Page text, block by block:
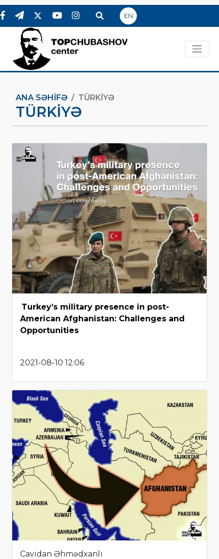
EN
ANA SƏHIFƏ TÜRKIYƏ
TÜRKIYƏ
Turkey’s military presence in post-
American Afghanistan: Challenges and
Opportunities
2021-08-10 12:06
Cavidan Əhmədxanlı